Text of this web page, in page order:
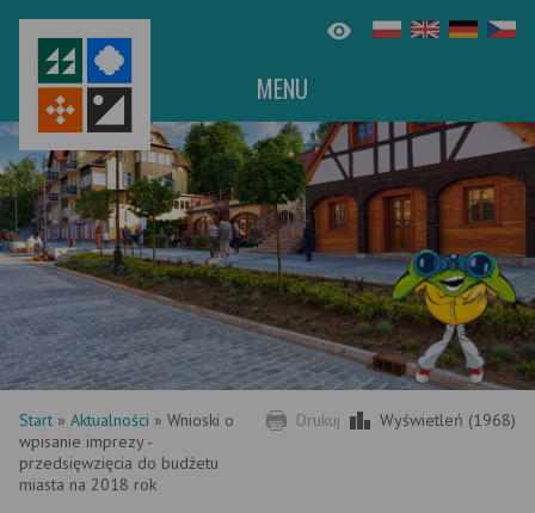
MENU
Drukuj Wyświetleń (1968)
Start » Aktualności » Wnioski o
wpisanie imprezy -
przedsięwzięcia do budżetu
miasta na 2018 rok